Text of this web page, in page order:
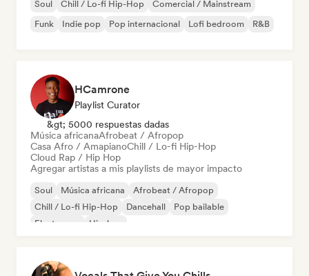
Soul Chill / Lo-fi Hip-Hop
Comercial / Mainstream
Funk
Indie pop Pop internacional Lofi bedroom R&B
HCamrone
Playlist Curator
&gt; 5000 respuestas dadas
Música africanaAfrobeat / Afropop
Casa Afro / AmapianoChill / Lo-fi Hip-Hop
Cloud Rap / Hip Hop
Agregar artistas a mis playlists de mayor impacto
Soul Música africana
Afrobeat / Afropop
Chill / Lo-fi Hip-Hop
Dancehall
Pop bailable
Electropop
Hip-hop